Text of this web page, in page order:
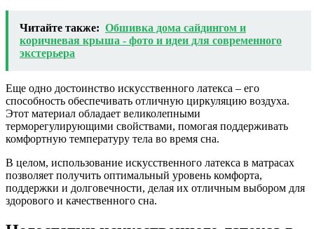
Читайте также: Обшивка дома сайдингом и
коричневая крыша - фото и идеи для современного
экстерьера
Еще одно достоинство искусственного латекса – его
способность обеспечивать отличную циркуляцию воздуха.
Этот материал обладает великолепными
терморегулирующими свойствами, помогая поддерживать
комфортную температуру тела во время сна.
В целом, использование искусственного латекса в матрасах
позволяет получить оптимальный уровень комфорта,
поддержки и долговечности, делая их отличным выбором для
здорового и качественного сна.